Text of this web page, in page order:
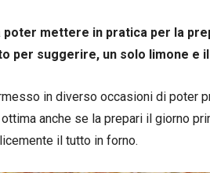
mettere in pratica per la
per suggerire, un solo limone e
in diverso occasioni di poter
anche se la prepari il giorno
il tutto in forno.